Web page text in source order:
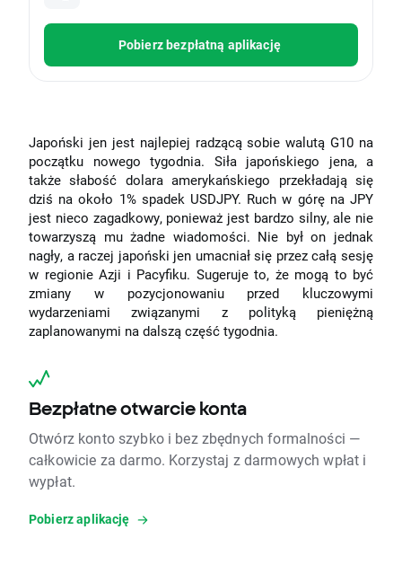
Pobierz bezpłatną aplikację
Japoński jen jest najlepiej radzącą sobie walutą G10 na
początku nowego tygodnia. Siła japońskiego jena, a
także słabość dolara amerykańskiego przekładają się
dziś na około 1% spadek USDJPY. Ruch w górę na JPY
jest nieco zagadkowy, ponieważ jest bardzo silny, ale nie
towarzyszą mu żadne wiadomości. Nie był on jednak
nagły, a raczej japoński jen umacniał się przez całą sesję
w regionie Azji i Pacyfiku. Sugeruje to, że mogą to być
zmiany w pozycjonowaniu przed kluczowymi
wydarzeniami związanymi z polityką pieniężną
zaplanowanymi na dalszą część tygodnia.
Bezpłatne otwarcie konta
Otwórz konto szybko i bez zbędnych formalności —
całkowicie za darmo. Korzystaj z darmowych wpłat i
wypłat.
Pobierz aplikację